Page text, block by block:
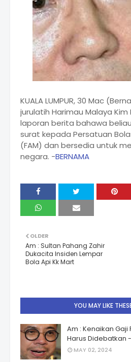
KUALA LUMPUR, 30 Mac
jurulatih Harimau Malaya
laporan berita bahawa
surat kepada Persatuan
(FAM) dan bersedia untuk
negara. -BERNAMA
OLDER
Am : Sultan Pahang Zahir
Dukacita Insiden Lempar
Bola Api Kk Mart
YOU MAY LIKE
Am : Kenaikan
Harus Didebatkan
MAY 02, 2024